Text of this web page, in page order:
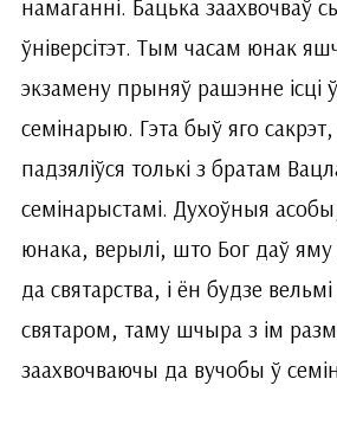
намаганні. Бацька заахвочваў
ўніверсітэт. Тым часам юнак
экзамену прыняў рашэнне ісці
семінарыю. Гэта быў яго
падзяліўся толькі з братам
семінарыстамі. Духоўныя
юнака, верылі, што Бог даў яму
да святарства, і ён будзе
святаром, таму шчыра з ім
заахвочваючы да вучобы ў